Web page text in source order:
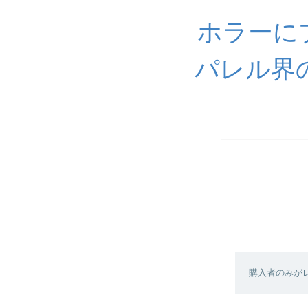
ホラーに
パレル界
購入者のみが